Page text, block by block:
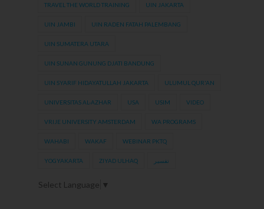
TRAVEL THE WORLD TRAINING UIN JAKARTA
UIN JAMBI UIN RADEN FATAH PALEMBANG
UIN SUMATERA UTARA
UIN SUNAN GUNUNG DJATI BANDUNG
UIN SYARIF HIDAYATULLAH JAKARTA ULUMUL QUR'AN
UNIVERSITAS AL-AZHAR USA USIM VIDEO
VRIJE UNIVERSITY AMSTERDAM WA PROGRAMS
WAHABI WAKAF WEBINAR PKTQ
YOGYAKARTA ZIYAD ULHAQ تفسير
Select Language ▼